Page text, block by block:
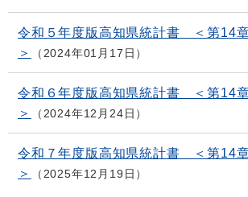
令和５年度版高知県統計書 ＜第14
＞
2024年01月17日
令和６年度版高知県統計書 ＜第14
＞
2024年12月24日
令和７年度版高知県統計書 ＜第14
＞
2025年12月19日